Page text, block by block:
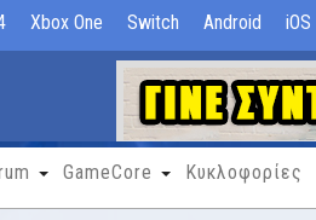
Xbox One Switch Android iOS
GameCore Κυκλοφορίες